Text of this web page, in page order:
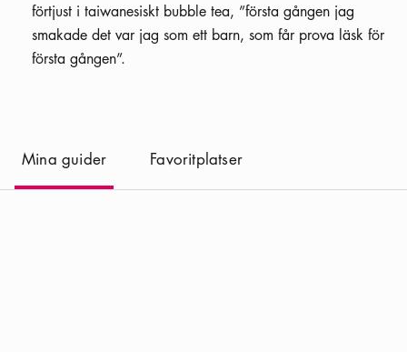
förtjust i taiwanesiskt bubble tea, ”första gången jag
smakade det var jag som ett barn, som får prova läsk för
första gången”.
Mina guider( Nuvarande)
Favoritplatser